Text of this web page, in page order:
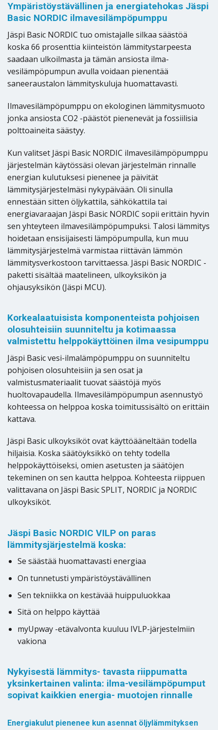
Ympäristöystävällinen ja energiatehokas Jäspi
Basic NORDIC ilmavesilämpöpumppu
Jäspi Basic NORDIC tuo omistajalle silkaa säästöä
koska 66 prosenttia kiinteistön lämmitystarpeesta
saadaan ulkoilmasta ja tämän ansiosta ilma-
vesilämpöpumpun avulla voidaan pienentää
saneeraustalon lämmityskuluja huomattavasti.
Ilmavesilämpöpumppu on ekologinen lämmitysmuoto
jonka ansiosta CO2 -päästöt pienenevät ja fossiilisia
polttoaineita säästyy.
Kun valitset Jäspi Basic NORDIC ilmavesilämpöpumppu
järjestelmän käytössäsi olevan järjestelmän rinnalle
energian kulutuksesi pienenee ja päivität
lämmitysjärjestelmäsi nykypäivään. Oli sinulla
ennestään sitten öljykattila, sähkökattila tai
energiavaraajan Jäspi Basic NORDIC sopii erittäin hyvin
sen yhteyteen ilmavesilämpöpumpuksi. Talosi lämmitys
hoidetaan ensisijaisesti lämpöpumpulla, kun muu
lämmitysjärjestelmä varmistaa riittävän lämmön
lämmitysverkostoon tarvittaessa. Jäspi Basic NORDIC -
paketti sisältää maatelineen, ulkoyksikön ja
ohjausyksikön (Jäspi MCU).
Korkealaatuisista komponenteista pohjoisen
olosuhteisiin suunniteltu ja kotimaassa
valmistettu helppokäyttöinen ilma vesipumppu
Jäspi Basic vesi-ilmalämpöpumppu on suunniteltu
pohjoisen olosuhteisiin ja sen osat ja
valmistusmateriaalit tuovat säästöjä myös
huoltovapaudella. Ilmavesilämpöpumpun asennustyö
kohteessa on helppoa koska toimitussisältö on erittäin
kattava.
Jäspi Basic ulkoyksiköt ovat käyttöääneltään todella
hiljaisia. Koska säätöyksikkö on tehty todella
helppokäyttöiseksi, omien asetusten ja säätöjen
tekeminen on sen kautta helppoa. Kohteesta riippuen
valittavana on Jäspi Basic SPLIT, NORDIC ja NORDIC
ulkoyksiköt.
Jäspi Basic NORDIC VILP on paras
lämmitysjärjestelmä koska:
Se säästää huomattavasti energiaa
On tunnetusti ympäristöystävällinen
Sen tekniikka on kestävää huippuluokkaa
Sitä on helppo käyttää
myUpway -etävalvonta kuuluu IVLP-järjestelmiin
vakiona
Nykyisestä lämmitys- tavasta riippumatta
yksinkertainen valinta: ilma-vesilämpöpumput
sopivat kaikkien energia- muotojen rinnalle
Energiakulut pienenee kun asennat öljylämmityksen